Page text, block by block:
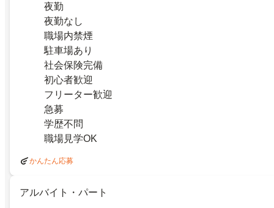
夜勤
夜勤なし
職場内禁煙
駐車場あり
社会保険完備
初心者歓迎
フリーター歓迎
急募
学歴不問
職場見学OK
かんたん応募
アルバイト・パート